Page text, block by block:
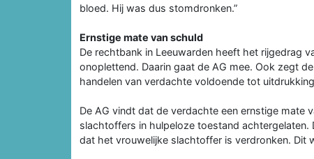
bloed. Hij was dus stomdronken.”
Ernstige mate van schuld
De rechtbank in Leeuwarden heeft het rijgedrag
onoplettend. Daarin gaat de AG mee. Ook zegt
handelen van verdachte voldoende tot
De AG vindt dat de verdachte een ernstige mate
slachtoffers in hulpeloze toestand
dat het vrouwelijke slachtoffer is verdronken. Dit